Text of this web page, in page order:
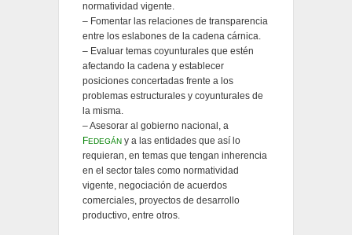
normatividad vigente.
– Fomentar las relaciones de transparencia
entre los eslabones de la cadena cárnica.
– Evaluar temas coyunturales que estén
afectando la cadena y establecer
posiciones concertadas frente a los
problemas estructurales y coyunturales de
la misma.
– Asesorar al gobierno nacional, a
FEDEGÁN y a las entidades que así lo
requieran, en temas que tengan inherencia
en el sector tales como normatividad
vigente, negociación de acuerdos
comerciales, proyectos de desarrollo
productivo, entre otros.